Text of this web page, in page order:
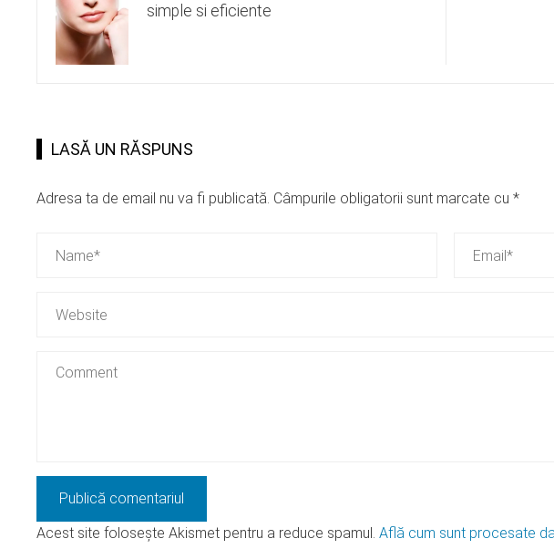
simple si eficiente
LASĂ UN RĂSPUNS
Adresa ta de email nu va fi publicată. Câmpurile obligatorii sunt marcate cu *
Acest site folosește Akismet pentru a reduce spamul. Află cum sunt procesate